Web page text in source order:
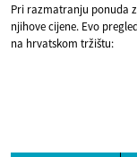
Pri razmatranju ponuda
njihove cijene. Evo
na hrvatskom tržištu: